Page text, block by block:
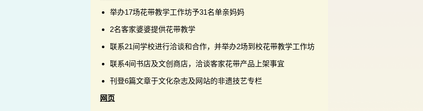
举办17场花带教学工作坊予31名单亲妈妈
2名客家婆婆提供花带教学
联系21间学校进行洽谈和合作，并举办2场到校花带教学工作坊
联系4间书店及文创商店，洽谈客家花带产品上架事宜
刊登6篇文章于文化杂志及网站的非遗技艺专栏
网页